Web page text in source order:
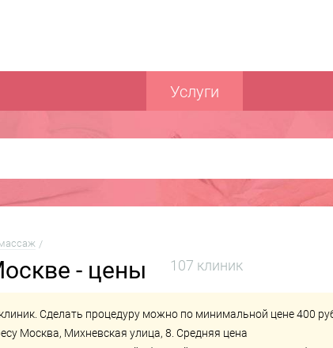
Услуги
- цены 107 клиник
Сделать процедуру можно по минимальной цене 400
Москва, Михневская улица, 8. Средняя цена